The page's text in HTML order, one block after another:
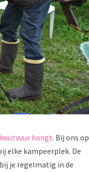
hangt. Bij ons op
elke kampeerplek. De
je regelmatig in de